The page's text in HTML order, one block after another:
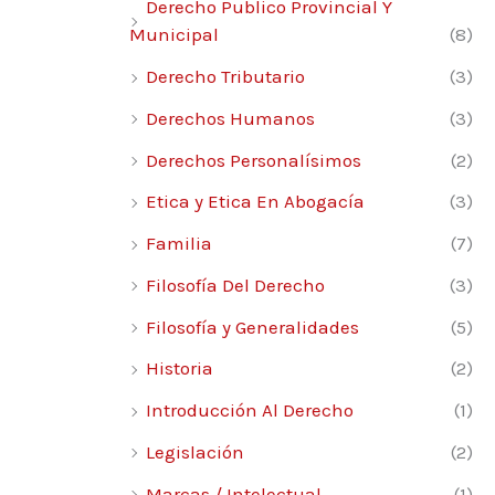
Derecho Publico Provincial Y
Municipal
(8)
Derecho Tributario
(3)
Derechos Humanos
(3)
Derechos Personalísimos
(2)
Etica y Etica En Abogacía
(3)
Familia
(7)
Filosofía Del Derecho
(3)
Filosofía y Generalidades
(5)
Historia
(2)
Introducción Al Derecho
(1)
Legislación
(2)